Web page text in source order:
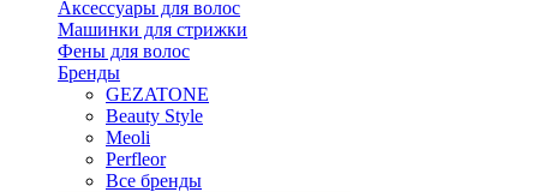
Аксессуары для волос
Машинки для стрижки
Фены для волос
Бренды
GEZATONE
Beauty Style
Meoli
Perfleor
Все бренды